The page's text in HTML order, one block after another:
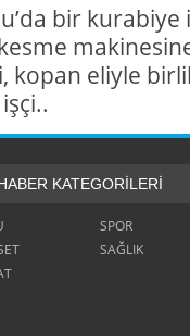
bir
kopan eliyle
KATEGORİLERİ
SPOR
SAĞLIK